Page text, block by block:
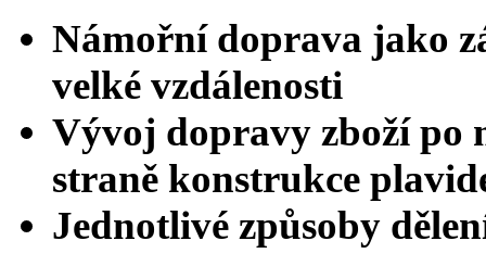
Námořní doprava jako
velké vzdálenosti
Vývoj dopravy zboží po
straně konstrukce
Jednotlivé způsoby